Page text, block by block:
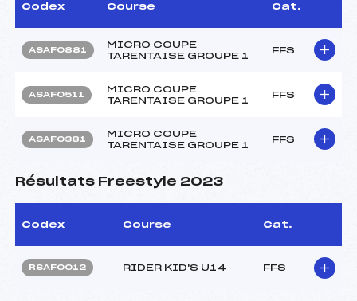
Codex Course Cat.
ASAF0881
MICRO COUPE
TARENTAISE GROUPE 1
FFS
ASAF0511
MICRO COUPE
TARENTAISE GROUPE 1
FFS
ASAF0381
MICRO COUPE
TARENTAISE GROUPE 1
FFS
Résultats Freestyle 2023
Codex Course Cat.
RSAF0012 RIDER KID'S U14 FFS